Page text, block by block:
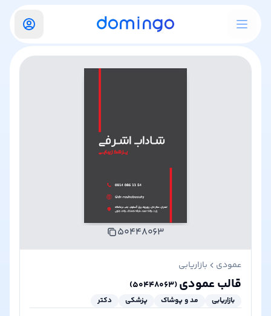
عمودی بازاریابی
قالب عمودی(۵۰۴۴۸۰۶۳)
بازاریابی مد و پوشاک پزشکی دکتر
۵۰۴۴۸۰۶۳